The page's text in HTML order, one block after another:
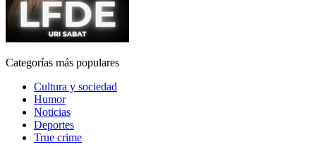
Categorías más populares
Cultura y sociedad
Humor
Noticias
Deportes
True crime